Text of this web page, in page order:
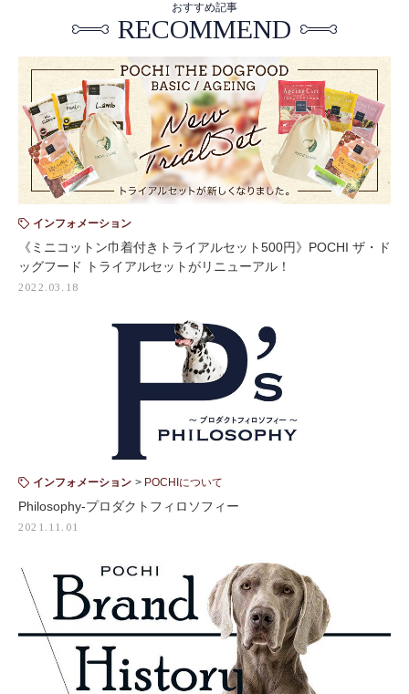
おすすめ記事
RECOMMEND
インフォメーション
《ミニコットン巾着付きトライアルセット500円》POCHI ザ・ド
ッグフード トライアルセットがリニューアル！
2022.03.18
インフォメーション POCHIについて
Philosophy-プロダクトフィロソフィー
2021.11.01